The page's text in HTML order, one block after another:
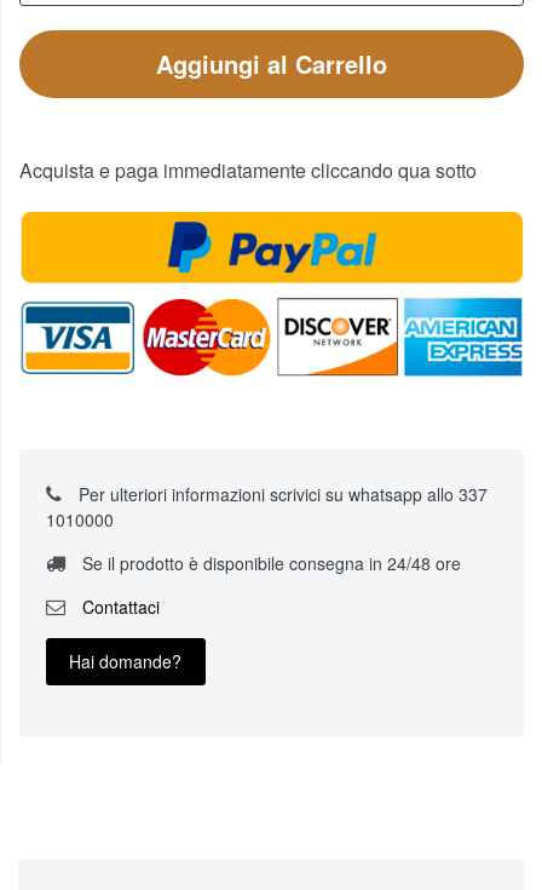
Aggiungi al Carrello
Acquista e paga immediatamente cliccando qua sotto
Per ulteriori informazioni scrivici su whatsapp allo 337
1010000
Se il prodotto è disponibile consegna in 24/48 ore
Contattaci
Hai domande?